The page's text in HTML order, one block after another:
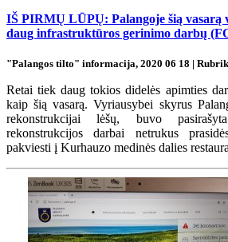
IŠ PIRMŲ LŪPŲ: Palangoje šią vasarą
daug infrastruktūros gerinimo darbų
"Palangos tilto" informacija, 2020 06 18 |
Retai tiek daug tokios didelės apimties
kaip šią vasarą. Vyriausybei skyrus
rekonstrukcijai lėšų, buvo
rekonstrukcijos darbai netrukus
pakviesti į Kurhauzo medinės dalies